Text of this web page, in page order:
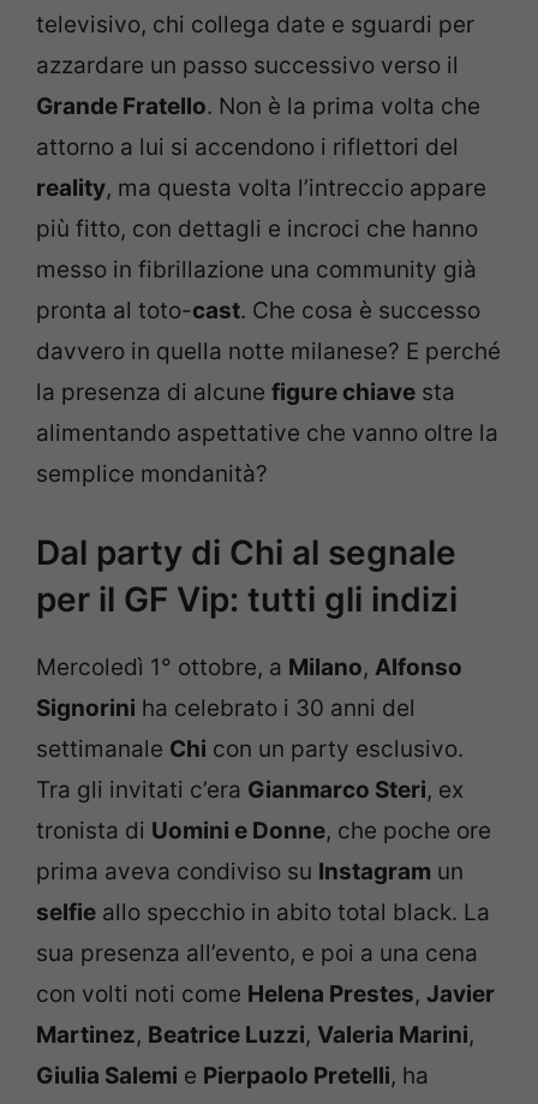
televisivo, chi collega date e sguardi per
azzardare un passo successivo verso il
Grande Fratello. Non è la prima volta che
attorno a lui si accendono i riflettori del
reality, ma questa volta l’intreccio appare
più fitto, con dettagli e incroci che hanno
messo in fibrillazione una community già
pronta al toto-cast. Che cosa è successo
davvero in quella notte milanese? E perché
la presenza di alcune figure chiave sta
alimentando aspettative che vanno oltre la
semplice mondanità?
Dal party di Chi al segnale
per il GF Vip: tutti gli indizi
Mercoledì 1° ottobre, a Milano, Alfonso
Signorini ha celebrato i 30 anni del
settimanale Chi con un party esclusivo.
Tra gli invitati c’era Gianmarco Steri, ex
tronista di Uomini e Donne, che poche ore
prima aveva condiviso su Instagram un
selfie allo specchio in abito total black. La
sua presenza all’evento, e poi a una cena
con volti noti come Helena Prestes, Javier
Martinez, Beatrice Luzzi, Valeria Marini,
Giulia Salemi e Pierpaolo Pretelli, ha